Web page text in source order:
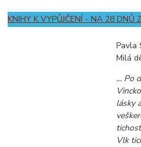
KNIHY K VYPŮJČENÍ - NA 28 DNŮ
Pavla
Milá
... Po
lásky
Vlk